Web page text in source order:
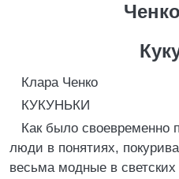
Клара Ченко
КУКУHЬКИ
Как было своевременно
люди в понятиях,
весьма модные в